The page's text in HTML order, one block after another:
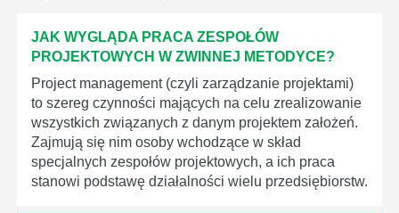
JAK WYGLĄDA PRACA ZESPOŁÓW
PROJEKTOWYCH W ZWINNEJ METODYCE?
Project management (czyli zarządzanie projektami)
to szereg czynności mających na celu zrealizowanie
wszystkich związanych z danym projektem założeń.
Zajmują się nim osoby wchodzące w skład
specjalnych zespołów projektowych, a ich praca
stanowi podstawę działalności wielu przedsiębiorstw.